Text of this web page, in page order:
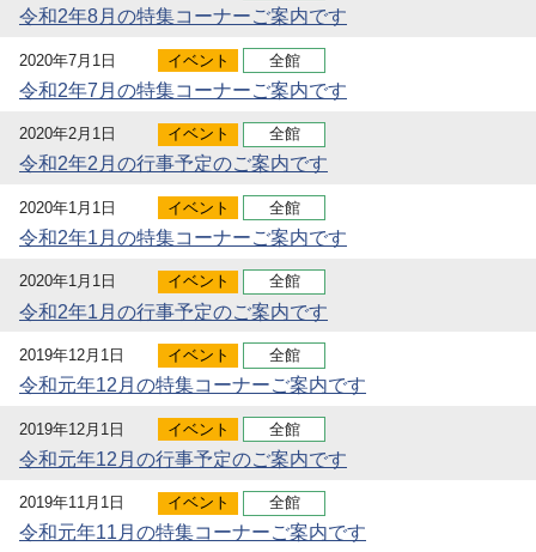
令和2年8月の特集コーナーご案内です
2020年7月1日 イベント 全館
令和2年7月の特集コーナーご案内です
2020年2月1日 イベント 全館
令和2年2月の行事予定のご案内です
2020年1月1日 イベント 全館
令和2年1月の特集コーナーご案内です
2020年1月1日 イベント 全館
令和2年1月の行事予定のご案内です
2019年12月1日 イベント 全館
令和元年12月の特集コーナーご案内です
2019年12月1日 イベント 全館
令和元年12月の行事予定のご案内です
2019年11月1日 イベント 全館
令和元年11月の特集コーナーご案内です